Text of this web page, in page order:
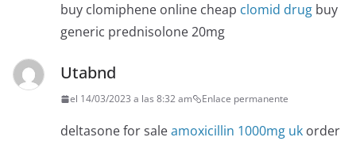
buy clomiphene online cheap clomid drug buy
generic prednisolone 20mg
Utabnd
el 14/03/2023 a las 8:32 am Enlace permanente
deltasone for saleamoxicillin 1000mg uk order